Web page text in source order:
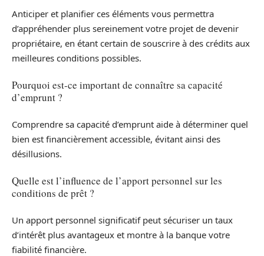
Anticiper et planifier ces éléments vous permettra
d’appréhender plus sereinement votre projet de devenir
propriétaire, en étant certain de souscrire à des crédits aux
meilleures conditions possibles.
Pourquoi est-ce important de connaître sa capacité
d’emprunt ?
Comprendre sa capacité d’emprunt aide à déterminer quel
bien est financièrement accessible, évitant ainsi des
désillusions.
Quelle est l’influence de l’apport personnel sur les
conditions de prêt ?
Un apport personnel significatif peut sécuriser un taux
d’intérêt plus avantageux et montre à la banque votre
fiabilité financière.